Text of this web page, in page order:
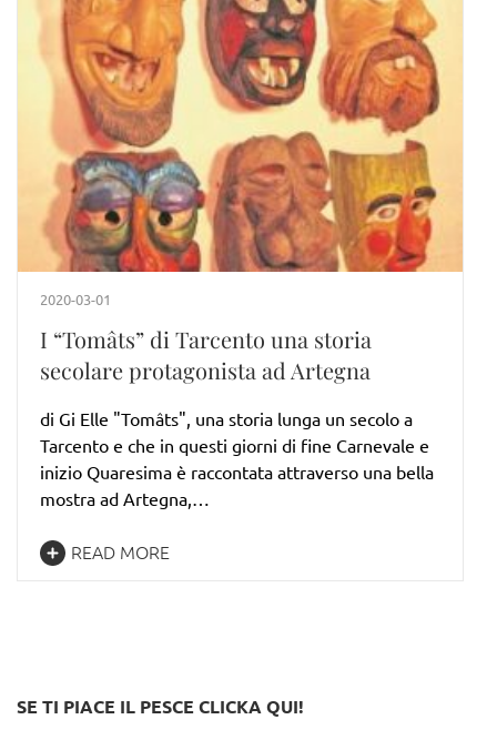
2020-03-01
I “Tomâts” di Tarcento una storia
secolare protagonista ad Artegna
di Gi Elle "Tomâts", una storia lunga un secolo a
Tarcento e che in questi giorni di fine Carnevale e
inizio Quaresima è raccontata attraverso una bella
mostra ad Artegna,…
READ MORE
SE TI PIACE IL PESCE CLICKA QUI!